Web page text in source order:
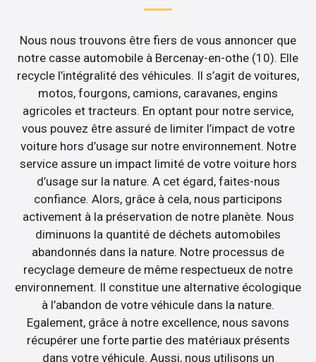
Nous nous trouvons être fiers de vous annoncer que
notre casse automobile à Bercenay-en-othe (10). Elle
recycle l’intégralité des véhicules. Il s’agit de voitures,
motos, fourgons, camions, caravanes, engins
agricoles et tracteurs. En optant pour notre service,
vous pouvez être assuré de limiter l’impact de votre
voiture hors d’usage sur notre environnement. Notre
service assure un impact limité de votre voiture hors
d’usage sur la nature. A cet égard, faites-nous
confiance. Alors, grâce à cela, nous participons
activement à la préservation de notre planète. Nous
diminuons la quantité de déchets automobiles
abandonnés dans la nature. Notre processus de
recyclage demeure de même respectueux de notre
environnement. Il constitue une alternative écologique
à l’abandon de votre véhicule dans la nature.
Egalement, grâce à notre excellence, nous savons
récupérer une forte partie des matériaux présents
dans votre véhicule. Aussi, nous utilisons un